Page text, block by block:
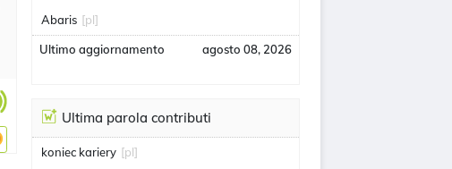
Abaris [pl]
Ultimo aggiornamento agosto 08, 2026
Ultima parola contributi
koniec kariery [pl]